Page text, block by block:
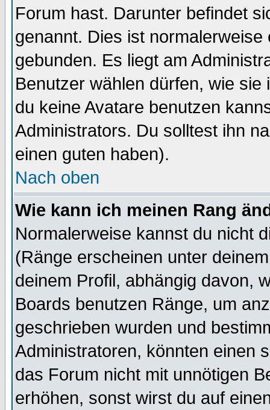
Forum hast. Darunter befindet
genannt. Dies ist
gebunden. Es liegt am
Benutzer wählen dürfen, wie
du keine Avatare benutzen
Administrators. Du solltest ihn
einen guten haben).
Nach oben
Wie kann ich meinen Rang
Normalerweise kannst du nicht
(Ränge erscheinen unter
deinem Profil, abhängig davon,
Boards benutzen Ränge, um
geschrieben wurden und
Administratoren, könnten einen
das Forum nicht mit unnötigen
erhöhen, sonst wirst du auf